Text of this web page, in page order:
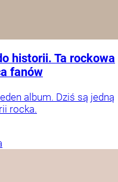
historii. Ta rockowa
fanów
album. Dziś są jedną
rocka.